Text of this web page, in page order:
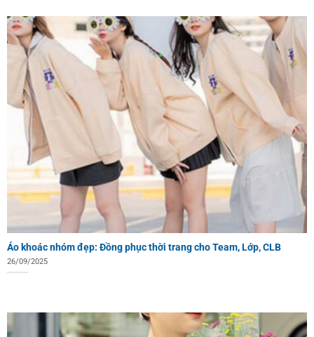
Áo khoác nhóm đẹp: Đồng phục thời trang cho Team, Lớp, CLB
26/09/2025